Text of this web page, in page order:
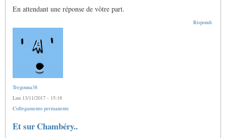
En attendant une réponse de vôtre part.
Rispondi
Tregouna38
Lun 13/11/2017 - 15:18
Collegamento permanente
Et sur Chambéry..